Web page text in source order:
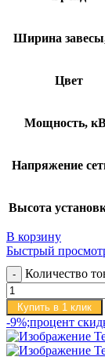
Ширина
Цвет
Мощность,
Напряжение
Высота
В корзину
Быстрый
Количество
Купить в 1 клик
-9%;процент